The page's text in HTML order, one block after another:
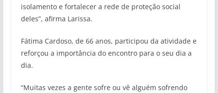
isolamento e fortalecer a rede de proteção social
deles”, afirma Larissa.
Fátima Cardoso, de 66 anos, participou da atividade e
reforçou a importância do encontro para o seu dia a
dia.
“Muitas vezes a gente sofre ou vê alguém sofrendo